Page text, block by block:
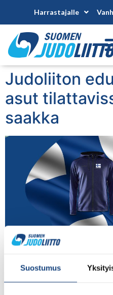
Suostumus
Harrastajalle
Judoliiton
asut
saakka
Judoliiton edustusryhmien
tilaa itsellesi laadukkaat